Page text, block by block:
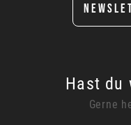
Hast du
Gerne